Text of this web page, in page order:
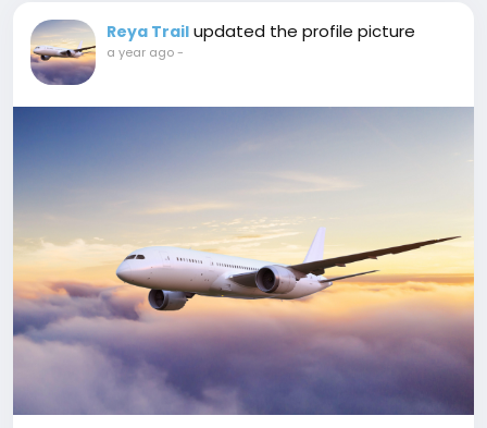
Reya Trail updated the profile picture
a year ago-